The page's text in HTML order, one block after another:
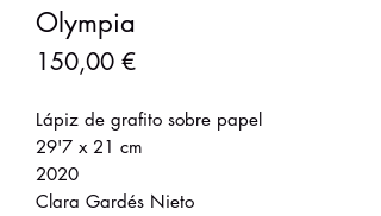
Olympia
150,00 €Precio
Lápiz de grafito sobre papel
29'7 x 21 cm
2020
Clara Gardés Nieto